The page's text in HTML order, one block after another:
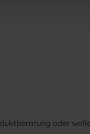
oder